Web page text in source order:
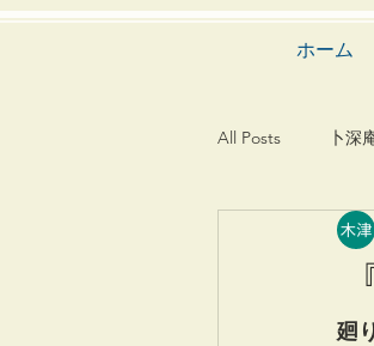
ホーム
All Posts 卜深
漢詩
建
廻